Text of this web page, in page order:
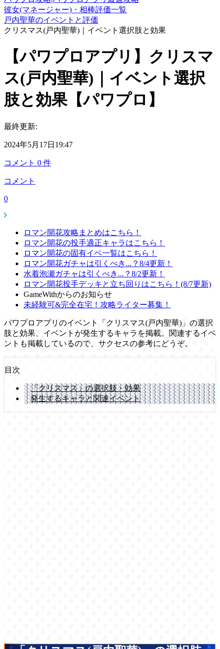
彼女(マネージャー)・相棒評価一覧
戸内聖華のイベントと評価
クリスマス(戸内聖華)｜イベント選択肢と効果
【パワプロアプリ】クリスマ
ス(戸内聖華)｜イベント選択
肢と効果【パワプロ】
最終更新:
2024年5月17日19:47
コメント 0 件
コメント
0
ロマン開花攻略まとめはこちら！
ロマン開花の投手適正キャラはこちら！
ロマン開花の固有イベ一覧はこちら！
ロマン開花ガチャは引くべき...？8/4更新！
水着泡瀬ガチャは引くべき...？8/2更新！
ロマン開花投手デッキと立ち回りはこちら！(8/7更新)
GameWithからのお知らせ
未経験可&完全在宅！攻略ライター募集！
パワプロアプリのイベント「クリスマス(戸内聖華)」の選択
肢と効果、イベントが発生するキャラを掲載。関連するイベ
ントも掲載しているので、サクセスの参考にどうぞ。
目次
「クリスマス」の選択肢・効果
発生するキャラと関連イベント